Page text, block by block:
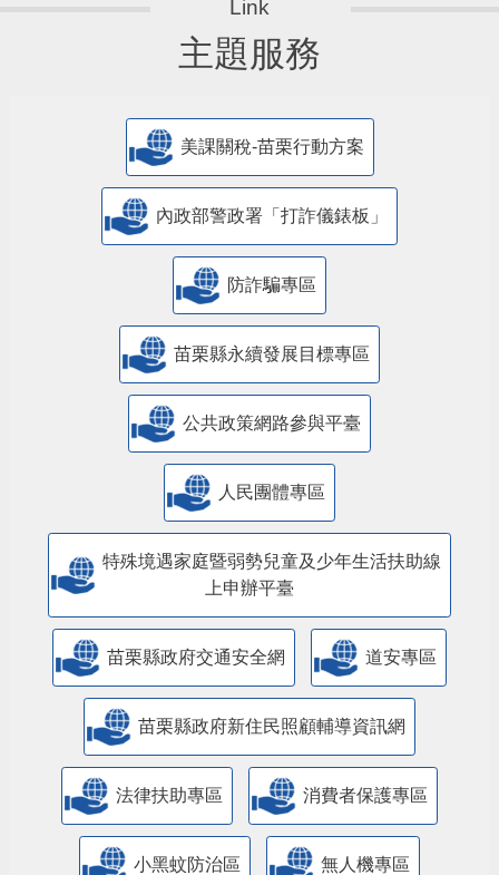
主題服務
美課關稅-苗栗行動方案
內政部警政署「打詐儀錶板」
防詐騙專區
苗栗縣永續發展目標專區
公共政策網路參與平臺
人民團體專區
特殊境遇家庭暨弱勢兒童及少年生活扶助線
上申辦平臺
苗栗縣政府交通安全網 道安專區
苗栗縣政府新住民照顧輔導資訊網
法律扶助專區 消費者保護專區
小黑蚊防治區 無人機專區